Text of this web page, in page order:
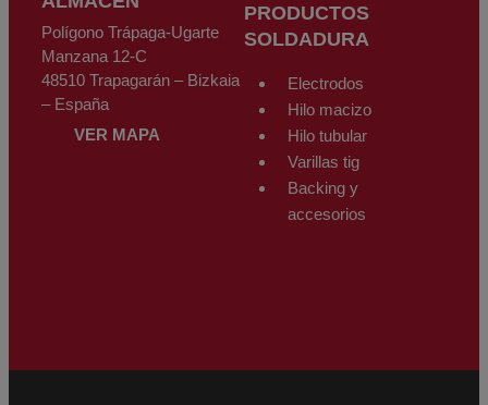
Polígono Trápaga-Ugarte
Manzana 12-C
48510 Trapagarán – Bizkaia
– España
VER MAPA
PRODUCTOS
SOLDADURA
Electrodos
Hilo macizo
Hilo tubular
Varillas tig
Backing y
accesorios